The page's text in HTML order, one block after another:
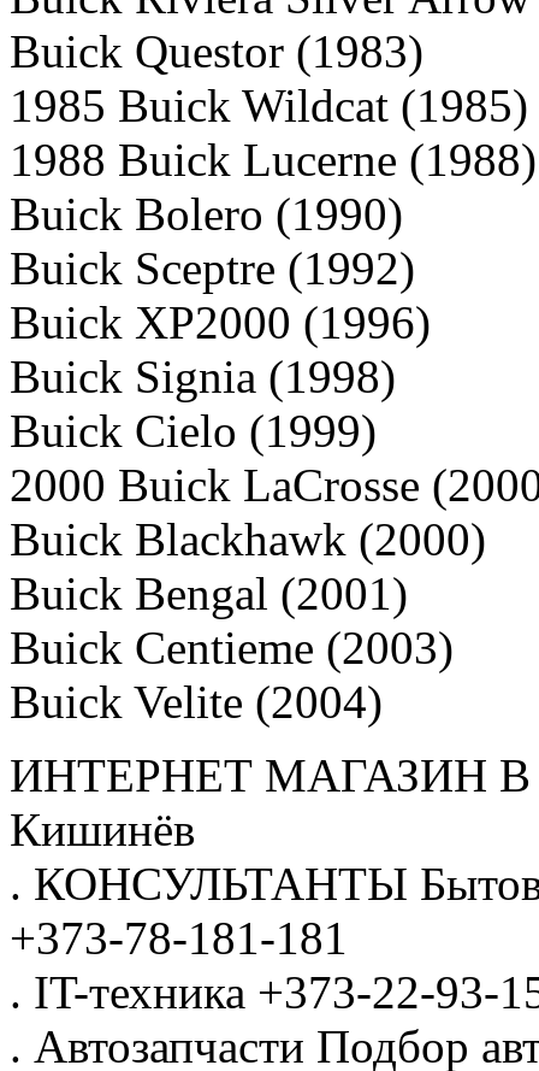
Buick Questor (1983)
1985 Buick Wildcat (1985)
1988 Buick Lucerne (1988)
Buick Bolero (1990)
Buick Sceptre (1992)
Buick XP2000 (1996)
Buick Signia (1998)
Buick Cielo (1999)
2000 Buick LaCrosse
Buick Blackhawk (2000)
Buick Bengal (2001)
Buick Centieme (2003)
Buick Velite (2004)
ИНТЕРНЕТ МАГАЗИН
Кишинёв
. КОНСУЛЬТАНТЫ
+373-78-181-181
. IT-техника +373-22-93-
. Автозапчасти Подбор